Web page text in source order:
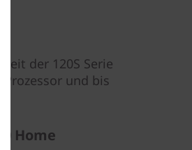
der 120S Serie
und bis
Home